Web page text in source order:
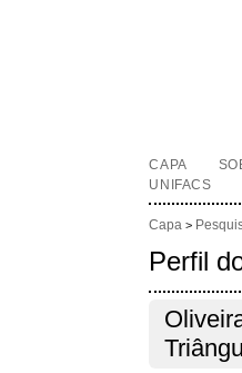
CAPA
UNIFACS
Capa >
Perfil